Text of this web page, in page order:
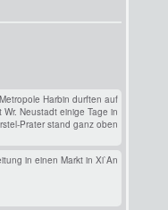
Harbin durften auf
Neustadt einige Tage in
Prater stand ganz oben
in einen Markt in Xi`An